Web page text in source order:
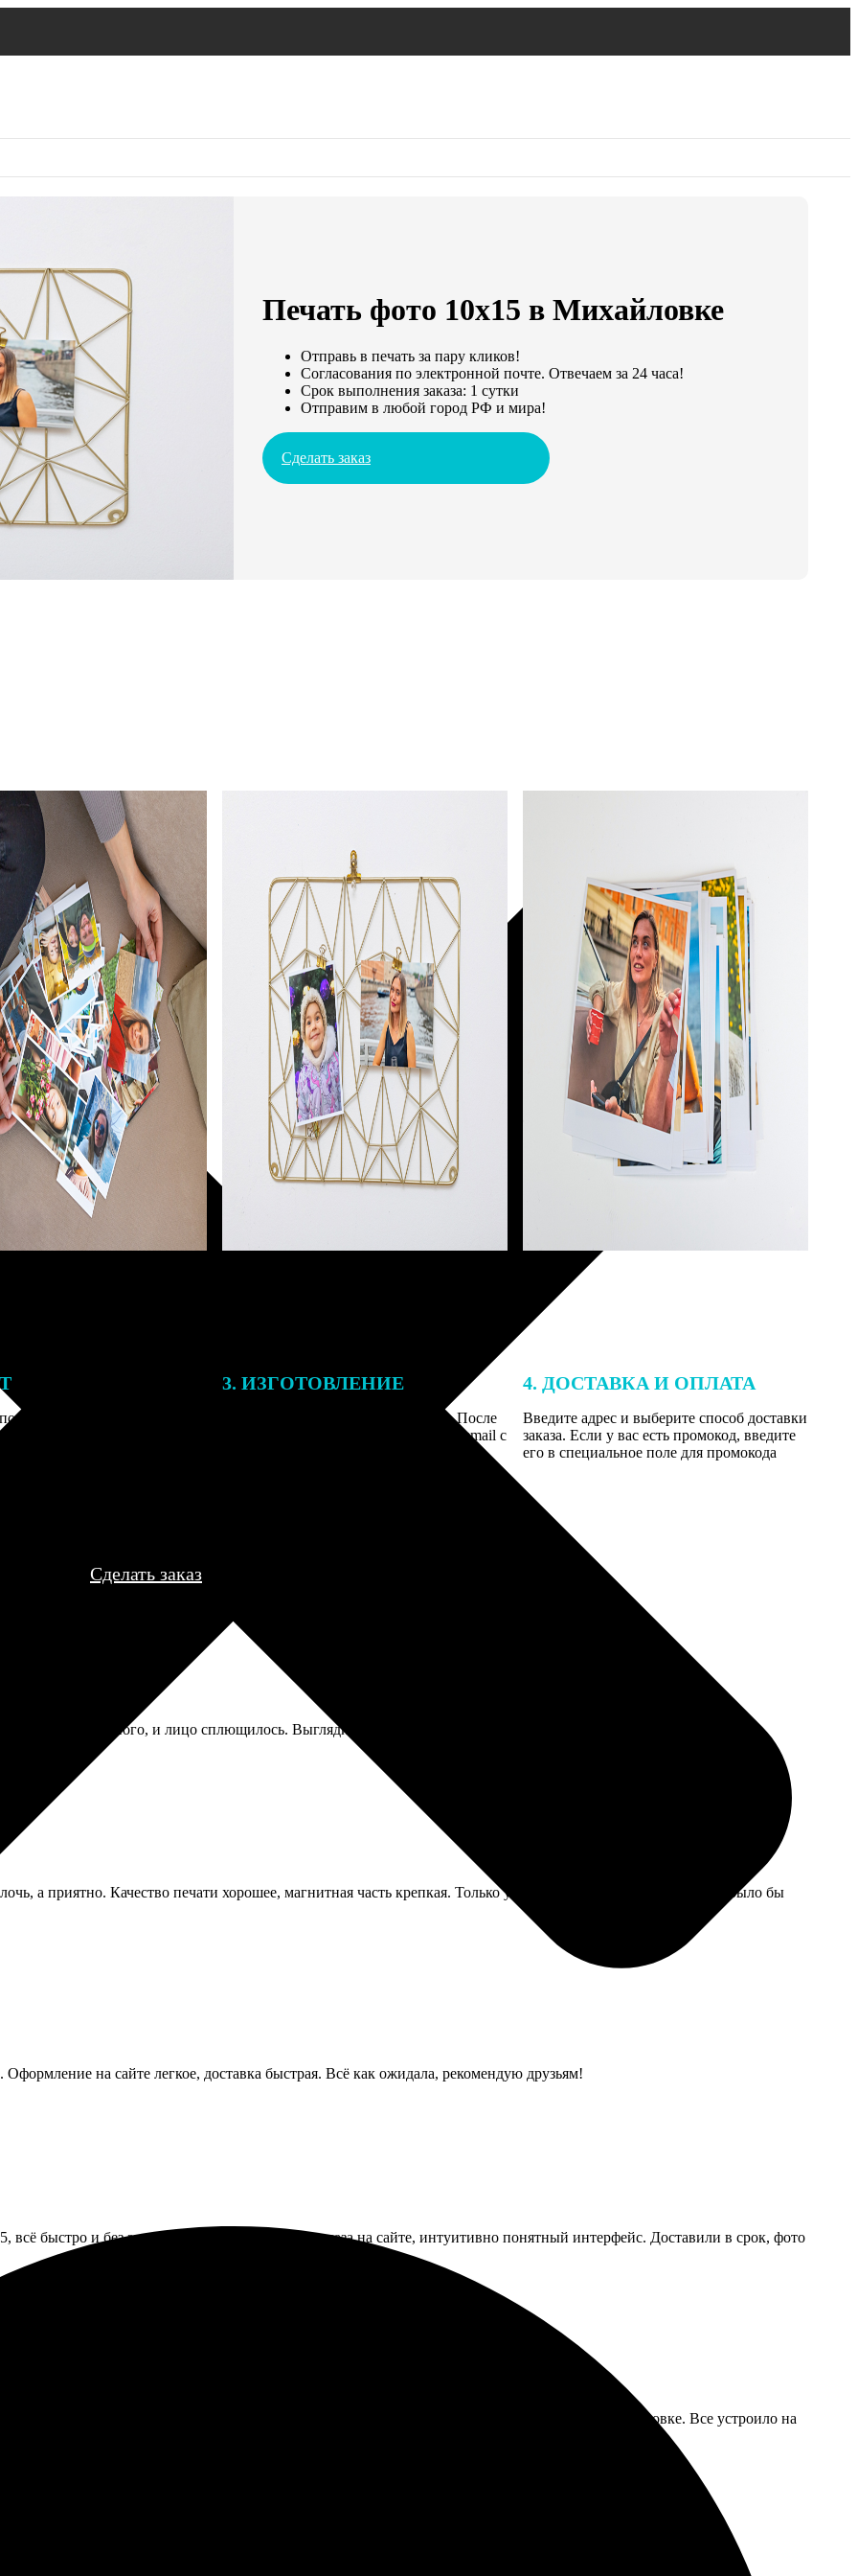
Печать фото 10х15 в Михайловке
Отправь в печать за пару кликов!
Согласования по электронной почте. Отвечаем за 24 часа!
Срок выполнения заказа: 1 сутки
Отправим в любой город РФ и мира!
Сделать заказ
заказа к печати
могут связаться с Вами
телефону или email для
деталей.
3. ИЗГОТОВЛЕНИЕ
Оплатите заказ банковской картой. После
оплаты получите подтверждение на email с
описанием заказа. Когда отправим заказ
4. ДОСТАВКА И ОПЛАТА
Введите адрес и выберите способ доставки
заказа. Если у вас есть промокод, введите
его в специальное поле для промокода
Сделать заказ
ткань села немного, и лицо сплющилось. Выглядит теперь забавно, даже лучше.
а приятно. Качество печати хорошее, магнитная часть крепкая. Только углы немного островатые, можно было бы
Оформление на сайте легкое, доставка быстрая. Всё как ожидала, рекомендую друзьям!
всё быстро и без задержек. Удобный процесс заказа на сайте, интуитивно понятный интерфейс. Доставили в срок, фото
загрузила фото. Качество отличное, цвета яркие. Заказ получила быстро и в надежной упаковке. Все устроило на